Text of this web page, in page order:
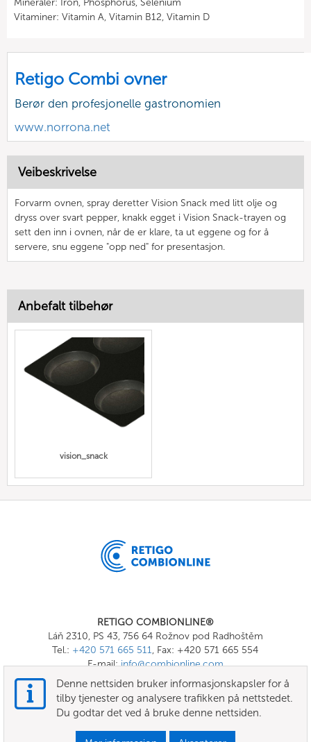
Vitaminer: Vitamin A, Vitamin B12, Vitamin D
Retigo Combi ovner
Berør den profesjonelle gastronomien
www.norrona.net
Veibeskrivelse
Forvarm ovnen, spray deretter Vision Snack med litt olje og
dryss over svart pepper, knakk egget i Vision Snack-trayen og
sett den inn i ovnen, når de er klare, ta ut eggene og for å
servere, snu eggene "opp ned" for presentasjon.
Anbefalt tilbehør
vision_snack
RETIGO COMBIONLINE®
Láň 2310, PS 43, 756 64 Rožnov pod Radhoštěm
Tel.: +420 571 665 511, Fax: +420 571 665 554
E-mail:info@combionline.com
OnlineMenu
VILKÅR OG BETINGELSER
Denne nettsiden bruker informasjonskapsler for å
tilby tjenester og analysere trafikken på nettstedet.
Du godtar det ved å bruke denne nettsiden.